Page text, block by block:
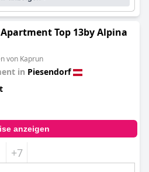
Top 13by Alpina
von Kaprun
in Piesendorf
anzeigen
+7